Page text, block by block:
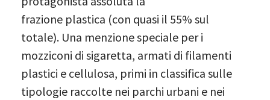
frazione plastica (con quasi il 55% sul
totale). Una menzione speciale per i
mozziconi di sigaretta, armati di filamenti
plastici e cellulosa, primi in classifica sulle
tipologie raccolte nei parchi urbani e nei